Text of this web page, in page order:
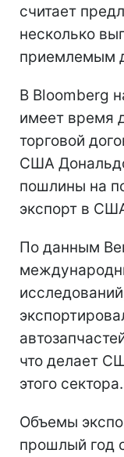
считает
несколько
приемлемым
В Bloomberg
имеет время
торговой
США
пошлины на
экспорт в
По данным
что делает
этого сектора.
Объемы
прошлый год